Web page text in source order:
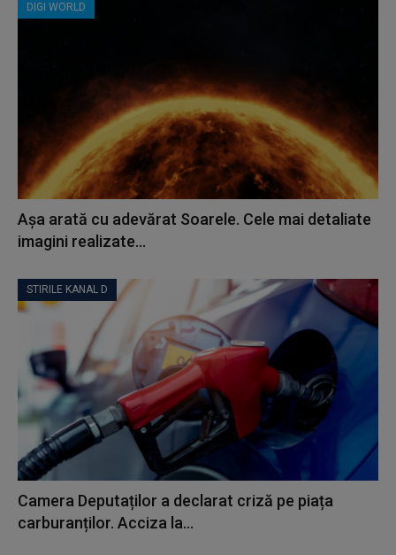
DIGI WORLD
Așa arată cu adevărat Soarele. Cele mai detaliate
imagini realizate...
STIRILE KANAL D
Camera Deputaților a declarat criză pe piața
carburanților. Acciza la...